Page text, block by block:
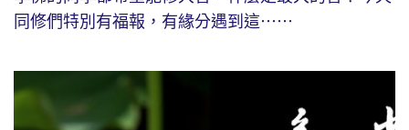
同修們特別有福報，有緣分遇到這⋯⋯